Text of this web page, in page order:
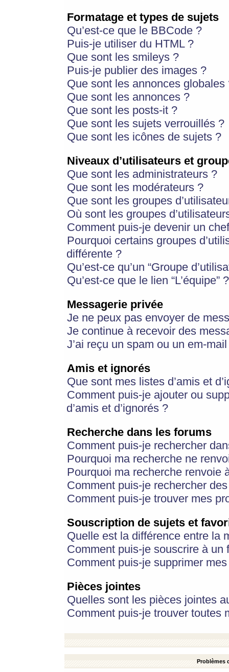
Formatage et types de sujets
Qu’est-ce que le BBCode ?
Puis-je utiliser du HTML ?
Que sont les smileys ?
Puis-je publier des images ?
Que sont les annonces globales
Que sont les annonces ?
Que sont les posts-it ?
Que sont les sujets verrouillés ?
Que sont les icônes de sujets ?
Niveaux d’utilisateurs et
Que sont les administrateurs ?
Que sont les modérateurs ?
Que sont les groupes
Où sont les groupes
Comment puis-je devenir un
Pourquoi certains groupes
différente ?
Qu’est-ce qu’un “Groupe
Qu’est-ce que le lien “L’équipe” ?
Messagerie privée
Je ne peux pas envoyer de
Je continue à recevoir des
J’ai reçu un spam ou un em-
Amis et ignorés
Que sont mes listes d’amis et
Comment puis-je ajouter ou
d’amis et d’ignorés ?
Recherche dans les forums
Comment puis-je rechercher
Pourquoi ma recherche ne
Pourquoi ma recherche renvoie
Comment puis-je rechercher
Comment puis-je trouver mes
Souscription de sujets et
Quelle est la différence entre la
Comment puis-je souscrire à
Comment puis-je supprimer
Pièces jointes
Quelles sont les pièces jointes
Comment puis-je trouver toutes
Problèmes